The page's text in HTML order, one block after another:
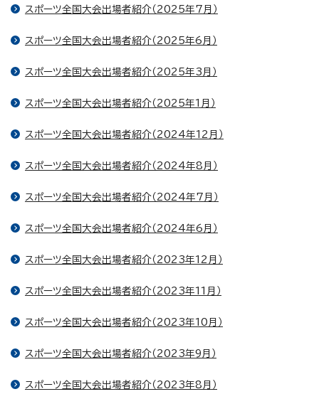
スポーツ全国大会出場者紹介（2025年7月）
スポーツ全国大会出場者紹介（2025年6月）
スポーツ全国大会出場者紹介（2025年3月）
スポーツ全国大会出場者紹介（2025年1月）
スポーツ全国大会出場者紹介（2024年12月）
スポーツ全国大会出場者紹介（2024年8月）
スポーツ全国大会出場者紹介（2024年7月）
スポーツ全国大会出場者紹介（2024年6月）
スポーツ全国大会出場者紹介（2023年12月）
スポーツ全国大会出場者紹介（2023年11月）
スポーツ全国大会出場者紹介（2023年10月）
スポーツ全国大会出場者紹介（2023年9月）
スポーツ全国大会出場者紹介（2023年8月）